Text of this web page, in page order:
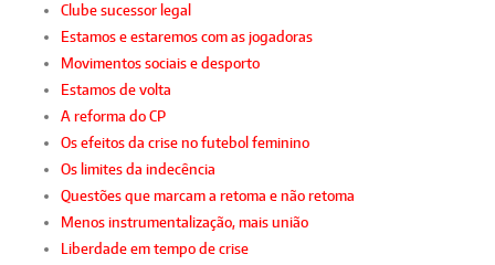
Clube sucessor legal
Estamos e estaremos com as jogadoras
Movimentos sociais e desporto
Estamos de volta
A reforma do CP
Os efeitos da crise no futebol feminino
Os limites da indecência
Questões que marcam a retoma e não retoma
Menos instrumentalização, mais união
Liberdade em tempo de crise